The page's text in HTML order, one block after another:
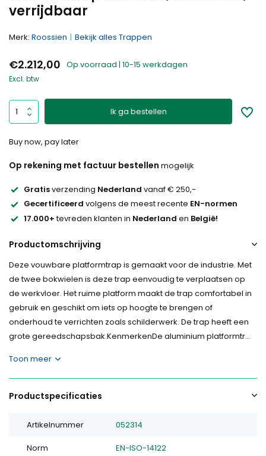
verrijdbaar
Merk: Roossien Bekijk alles Trappen
€2.212,00 Op voorraad | 10-15 werkdagen
Excl. btw
Ik ga bestellen
Buy now, pay later
Op rekening met factuur bestellen mogelijk
Gratisverzending Nederland vanaf € 250,-
Gecertificeerd volgens de meest recente EN-normen
17.000+tevreden klanten in Nederland en België!
Productomschrijving
Deze vouwbare platformtrap is gemaakt voor de industrie. Met
de twee bokwielen is deze trap eenvoudig te verplaatsen op
de werkvloer. Het ruime platform maakt de trap comfortabel in
gebruik en geschikt om iets op hoogte te brengen of
onderhoud te verrichten zoals schilderwerk. De trap heeft een
grote gereedschapsbak.KenmerkenDe aluminium platformtr...
Toon meer
Productspecificaties
Artikelnummer 052314
Norm EN-ISO-14122